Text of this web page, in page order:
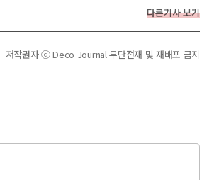
다른기사 보기
저작권자 ⓒ Deco Journal 무단전재 및 재배포 금지